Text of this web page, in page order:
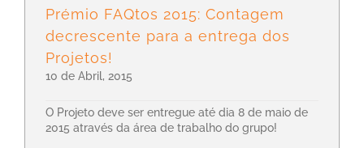
Prémio FAQtos 2015: Contagem
decrescente para a entrega dos
Projetos!
10 de Abril, 2015
O Projeto deve ser entregue até dia 8 de maio de
2015 através da área de trabalho do grupo!